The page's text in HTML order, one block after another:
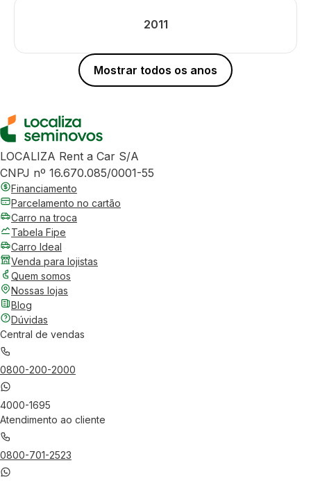
2011
Mostrar todos os anos
LOCALIZA Rent a Car S/A
CNPJ nº 16.670.085/0001-55
Financiamento
Parcelamento no cartão
Carro na troca
Tabela Fipe
Carro Ideal
Venda para lojistas
Quem somos
Nossas lojas
Blog
Dúvidas
Central de vendas
0800-200-2000
4000-1695
Atendimento ao cliente
0800-701-2523